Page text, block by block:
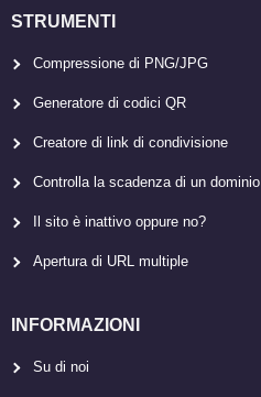
STRUMENTI
Compressione di PNG/JPG
Generatore di codici QR
Creatore di link di condivisione
Controlla la scadenza di un dominio
Il sito è inattivo oppure no?
Apertura di URL multiple
INFORMAZIONI
Su di noi